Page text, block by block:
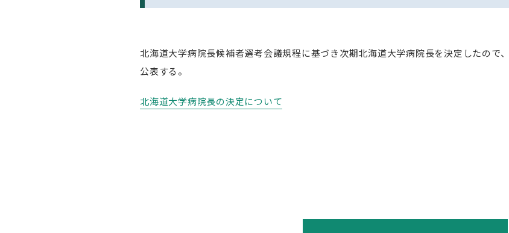
北海道大学病院長候補者選考会議規程に基づき次期北海道大学病院長を決定したので
公表する。
北海道大学病院長の決定について